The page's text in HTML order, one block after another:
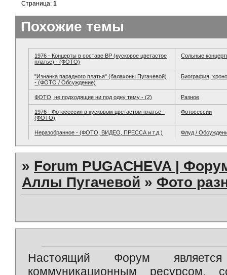
Страница:1
Похожие темы
1976 - Концерты в составе ВР (кусковое цветастое
платье) - (ФОТО)
Сольные
"Изнанка парадного платья" (балахоны Пугачевой)
- (ФОТО / Обсуждение)
Биография,
ФОТО, не подходящие ни под одну тему - (2) Разное
1976 - Фотосессия в кусковом цветастом платье -
(ФОТО)
Фотосессии
Неразобранное - (ФОТО, ВИДЕО, ПРЕССА и т.д.) Флуд /
» Forum PUGACHEVA |
Аллы Пугачевой » Фото
Настоящий Форум является
коммуникационным ресурсом,